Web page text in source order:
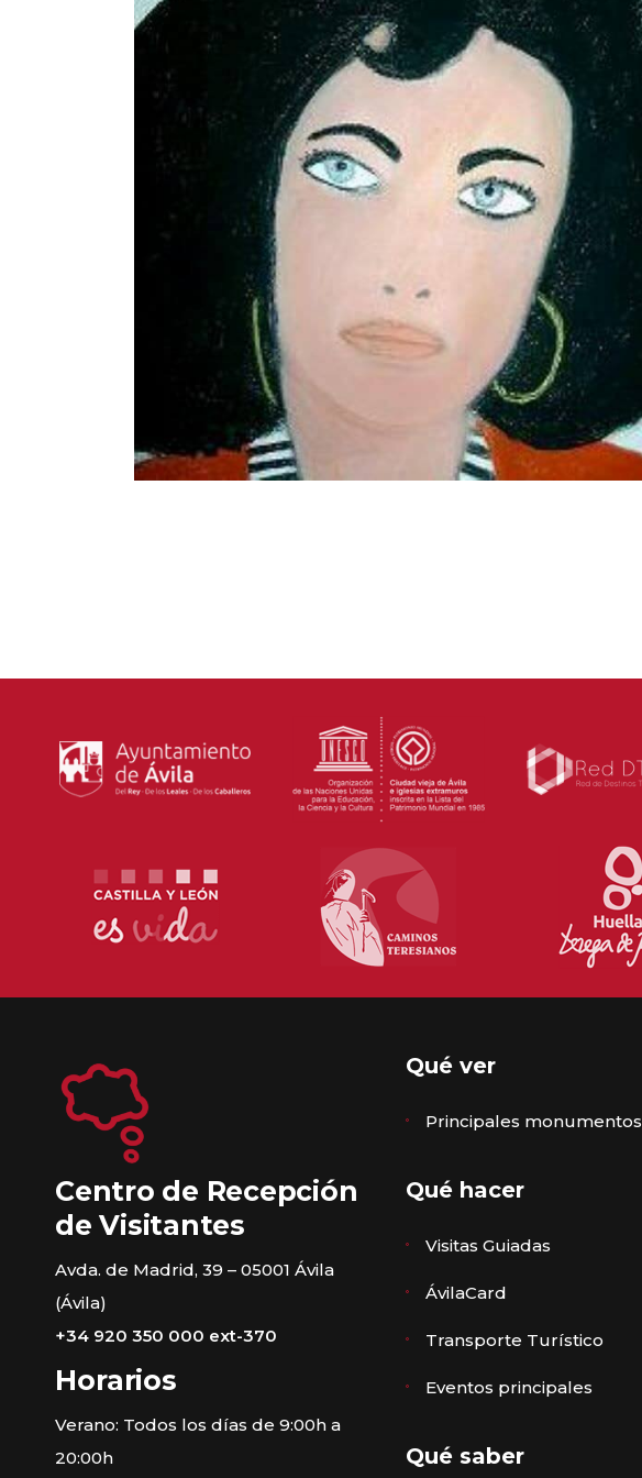
Centro de Recepción
de Visitantes
Avda. de Madrid, 39 – 05001 Ávila
(Ávila)
+34 920 350 000 ext-370
Horarios
Verano: Todos los días de 9:00h a
20:00h
Qué ver
Principales monumentos
Qué hacer
Visitas Guiadas
ÁvilaCard
Transporte Turístico
Eventos principales
Qué saber